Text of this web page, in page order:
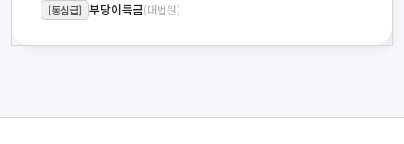
[동심급] 부당이득금(대법원)